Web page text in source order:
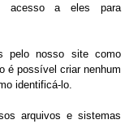
acesso a eles para
pelo nosso site como
é possível criar nenhum
identificá-lo.
arquivos e sistemas